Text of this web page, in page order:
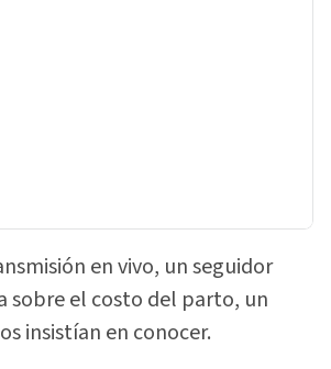
en vivo, un seguidor
sobre el costo del parto, un
insistían en conocer.